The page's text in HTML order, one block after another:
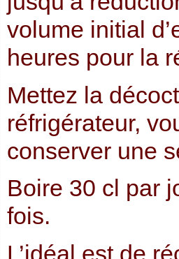
volume initial
heures pour la
Mettez la
réfrigérateur,
conserver une
Boire 30 cl par
fois.